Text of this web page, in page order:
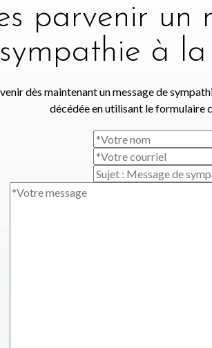
parvenir un
sympathie à
dès maintenant un message de
décédée en utilisant le formulaire